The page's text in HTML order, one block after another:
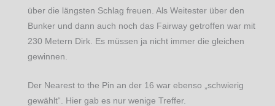
über die längsten Schlag freuen. Als Weitester über den
Bunker und dann auch noch das Fairway getroffen war mit
230 Metern Dirk. Es müssen ja nicht immer die gleichen
gewinnen.
Der Nearest to the Pin an der 16 war ebenso „schwierig
gewählt“. Hier gab es nur wenige Treffer.